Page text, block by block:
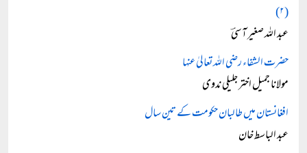
(۲)
عبد اللہ صغیر آسیؔ
حضرت الشفاء رضی اللہ تعالیٰ عنہا
مولانا جمیل اختر جلیلی ندوی
افغانستان میں طالبان حکومت کے تین سال
عبد الباسط خان